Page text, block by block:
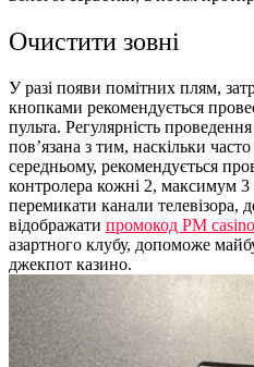
Очистити зовні
У разі появи помітних плям,
кнопками рекомендується
пульта. Регулярність
пов’язана з тим, наскільки
середньому, рекомендується
контролера кожні 2, максимум
перемикати канали телевізора,
відображати промокод PM casino
азартного клубу, допоможе
джекпот казино.